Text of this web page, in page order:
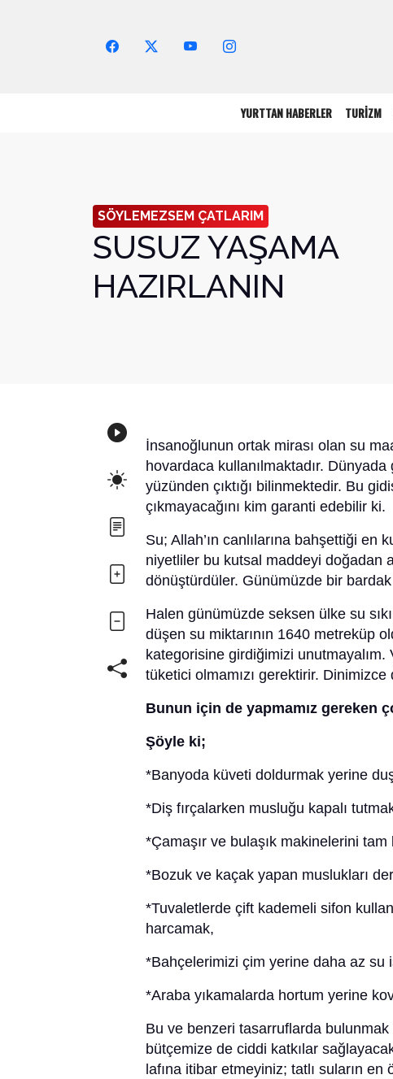
YURTTAN HABERLER TURİZM
SÖYLEMEZSEM ÇATLARIM
SUSUZ YAŞAMA
HAZIRLANIN
İnsanoğlunun ortak mirası olan su
hovardaca kullanılmaktadır.
yüzünden çıktığı bilinmektedir. Bu
çıkmayacağını kim garanti edebilir ki.
Su; Allah’ın canlılarına bahşettiği en
niyetliler bu kutsal maddeyi doğadan
dönüştürdüler. Günümüzde bir
Halen günümüzde seksen ülke su
düşen su miktarının 1640 metreküp
kategorisine girdiğimizi
tüketici olmamızı gerektirir. Dinimizce
Bunun için de yapmamız gereken
Şöyle ki;
*Banyoda küveti doldurmak yerine
*Diş fırçalarken musluğu kapalı
*Çamaşır ve bulaşık makinelerini tam
*Bozuk ve kaçak yapan muslukları
*Tuvaletlerde çift kademeli sifon
harcamak,
*Bahçelerimizi çim yerine daha az su
*Araba yıkamalarda hortum yerine
Bu ve benzeri tasarruflarda bulunmak
bütçemize de ciddi katkılar
lafına itibar etmeyiniz; tatlı suların en
Arama Yap!